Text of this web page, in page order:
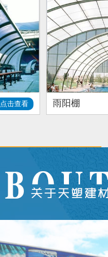
点击查看 雨阳棚